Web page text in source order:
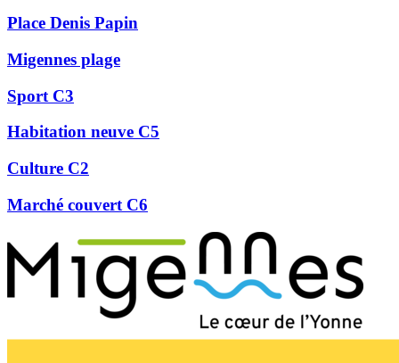
Place Denis Papin
Migennes plage
Sport C3
Habitation neuve C5
Culture C2
Marché couvert C6
Précédent
Suivant